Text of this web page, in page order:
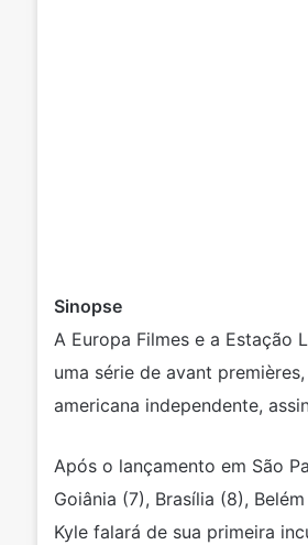
Sinopse
A Europa Filmes e a Estação
uma série de avant
americana independente,
Após o lançamento em São
Goiânia (7), Brasília (8),
Kyle falará de sua primeira